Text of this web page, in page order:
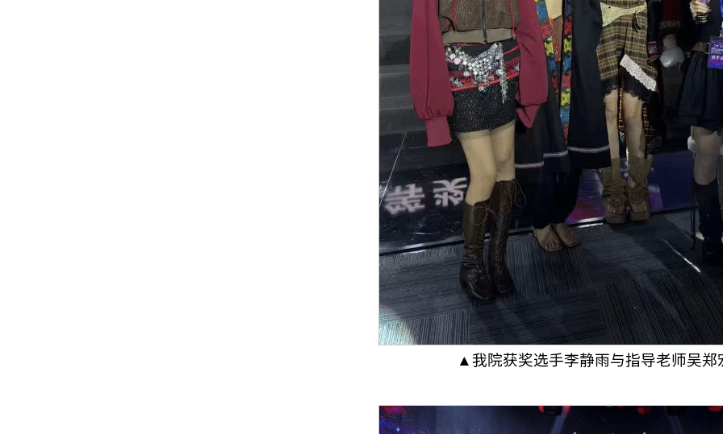
▲我院获奖选手李静雨与指导老师吴郑